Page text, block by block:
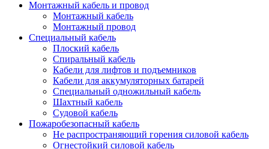
Монтажный кабель и провод
Монтажный кабель
Монтажный провод
Специальный кабель
Плоский кабель
Спиральный кабель
Кабели для лифтов и подъемников
Кабели для аккумуляторных батарей
Специальный одножильный кабель
Шахтный кабель
Судовой кабель
Пожаробезопасный кабель
Не распространяющий горения силовой кабель
Огнестойкий силовой кабель